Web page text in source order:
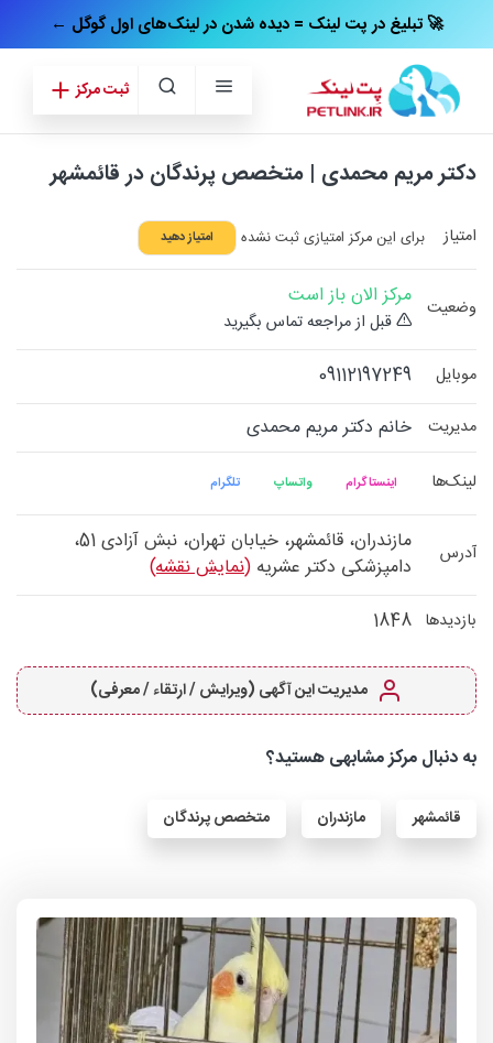
← تبلیغ در پت‌ لینک = دیده شدن در لینک‌های اول گوگل 🚀
ثبت مرکز
دکتر مریم محمدی | متخصص پرندگان در قائمشهر
امتیاز برای این مرکز امتیازی ثبت نشده امتیاز دهید
وضعیت مرکز الان باز است
قبل از مراجعه تماس بگیرید
موبایل
09112197249
مدیریت خانم دکتر مریم محمدی
لینک‌ها تلگرام واتساپ اینستاگرام
آدرس
مازندران، قائمشهر، خیابان تهران، نبش آزادی 51،
دامپزشکی دکتر عشریه (نمایش نقشه)
بازدیدها 1848
مدیریت این آگهی (ویرایش / ارتقاء / معرفی)
به دنبال مرکز مشابهی هستید؟
قائمشهر مازندران متخصص پرندگان